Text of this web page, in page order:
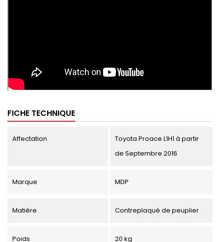
FICHE TECHNIQUE
Affectation
Toyota Proace L1H1 à partir
de Septembre 2016
Marque MDP
Matière Contreplaqué de peuplier
Poids 20 kg